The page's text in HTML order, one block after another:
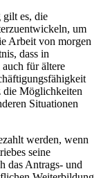
es, die
um
Arbeit von morgen
dass in
für ältere
die Möglichkeiten
Situationen
werden, wenn
seine
das Antrags- und